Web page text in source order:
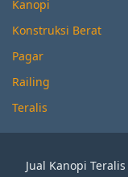
Kanopi
Konstruksi Berat
Pagar
Railing
Teralis
Jual Kanopi Teralis